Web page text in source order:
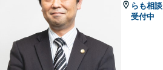
らも相談
受付中